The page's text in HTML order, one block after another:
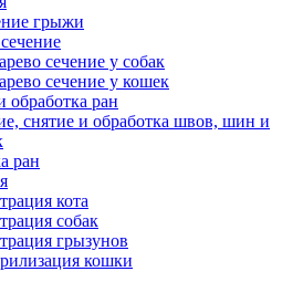
грыжи
сечение у собак
сечение у кошек
обработка ран
снятие и обработка швов, шин и
ран
кота
собак
грызунов
кошки